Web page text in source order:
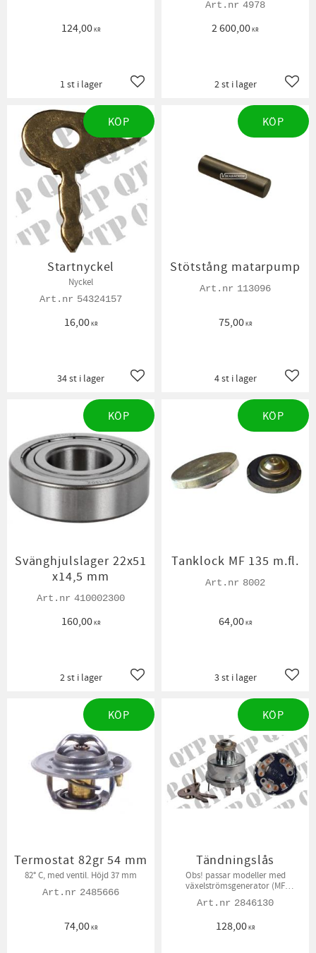
124,00KR
Lägg till i favoriter
1 st i lager
4978
2 600,00KR
2 st i lager
Startnyckel
Nyckel
54324157
16,00KR
Lägg till i favoriter
34 st i lager
KÖP
Stötstång matarpump
113096
75,00KR
4 st i lager
KÖP
Svänghjulslager 22x51
x14,5 mm
410002300
160,00KR
Lägg till i favoriter
2 st i lager
KÖP
Tanklock MF 135 m.fl.
8002
64,00KR
3 st i lager
KÖP
Termostat 82gr 54 mm
82° C, med ventil. Höjd 37 mm
2485666
74,00KR
KÖP
Tändningslås
Obs! passar modeller med
växelströmsgenerator (MF
2846130
128,00KR
KÖP